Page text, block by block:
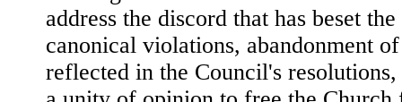
address the discord that has beset
canonical violations, abandonment
reflected in the Council's